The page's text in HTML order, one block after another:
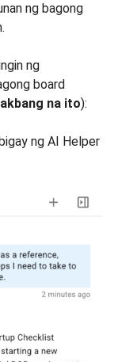
ng bagong
ng
board
na ito):
ng AI Helper